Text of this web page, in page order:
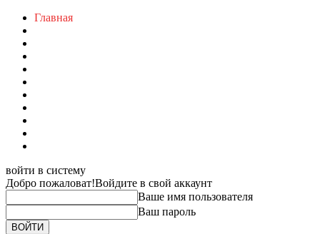
Главная
войти в систему
Добро пожаловат!Войдите в свой аккаунт
Ваше имя пользователя
Ваш пароль